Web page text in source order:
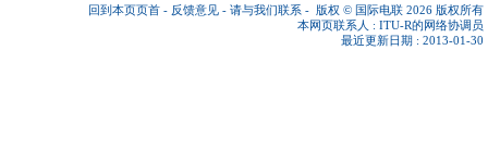
回到本页页首 - 反馈意见 - 请与我们联系 - 版权 © 国际电联 2026 版权所有
本网页联系人 : ITU-R的网络协调员
最近更新日期 : 2013-01-30